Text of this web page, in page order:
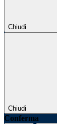
Chiudi
Chiudi
Conferma